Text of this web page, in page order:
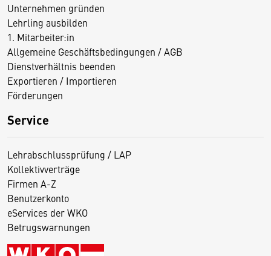
Unternehmen gründen
Lehrling ausbilden
1. Mitarbeiter:in
Allgemeine Geschäftsbedingungen / AGB
Dienstverhältnis beenden
Exportieren / Importieren
Förderungen
Service
Lehrabschlussprüfung / LAP
Kollektivverträge
Firmen A-Z
Benutzerkonto
eServices der WKO
Betrugswarnungen